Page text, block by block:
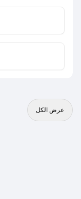
عرض الكل